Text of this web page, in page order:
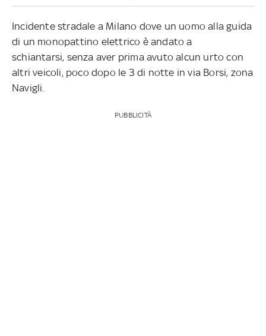
Incidente stradale a Milano dove un uomo alla guida
di un monopattino elettrico è andato a
schiantarsi, senza aver prima avuto alcun urto con
altri veicoli, poco dopo le 3 di notte in via Borsi, zona
Navigli.
PUBBLICITÀ